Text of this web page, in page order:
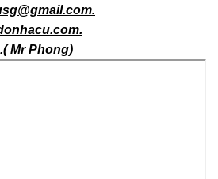
Mr Phong)